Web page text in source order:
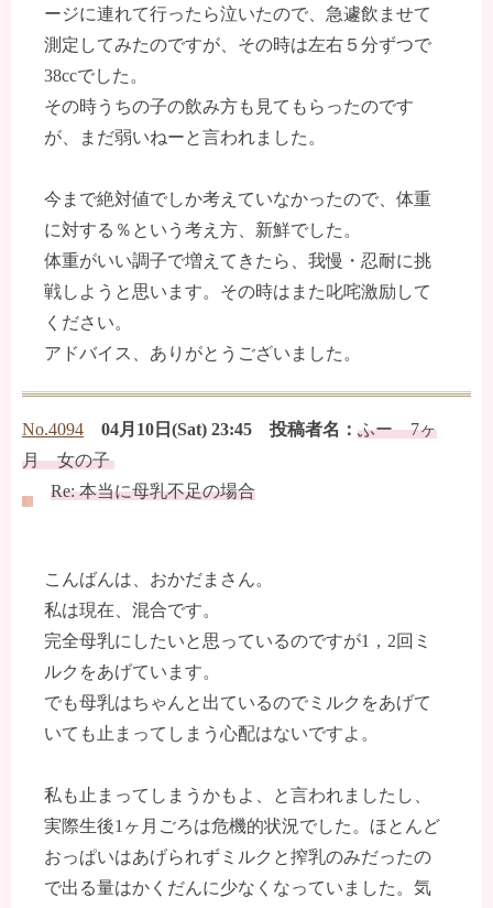
ージに連れて行ったら泣いたので、急遽飲ませて
測定してみたのですが、その時は左右５分ずつで
38ccでした。
その時うちの子の飲み方も見てもらったのです
が、まだ弱いねーと言われました。
今まで絶対値でしか考えていなかったので、体重
に対する％という考え方、新鮮でした。
体重がいい調子で増えてきたら、我慢・忍耐に挑
戦しようと思います。その時はまた叱咤激励して
ください。
アドバイス、ありがとうございました。
No.4094 04月10日(Sat) 23:45 投稿者名： ふー 7ヶ
月 女の子
Re: 本当に母乳不足の場合
こんばんは、おかだまさん。
私は現在、混合です。
完全母乳にしたいと思っているのですが1，2回ミ
ルクをあげています。
でも母乳はちゃんと出ているのでミルクをあげて
いても止まってしまう心配はないですよ。
私も止まってしまうかもよ、と言われましたし、
実際生後1ヶ月ごろは危機的状況でした。ほとんど
おっぱいはあげられずミルクと搾乳のみだったの
で出る量はかくだんに少なくなっていました。気